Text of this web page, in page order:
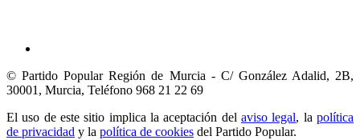
© Partido Popular Región de Murcia - C/ González Adalid, 2B,
30001, Murcia, Teléfono 968 21 22 69
El uso de este sitio implica la aceptación del aviso legal, lapolítica
de privacidad y la política de cookies del Partido Popular.